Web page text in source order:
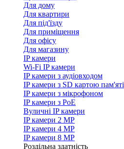
Для дому
Для квартири
Для під'їзду
Для приміщення
Для офісу
Для магазину
IP камери
Wi-Fi IP камери
IP камери з аудіовходом
IP камери з SD картою пам'яті
IP камери з мікрофоном
IP камери з PoE
Вуличні IP камери
IP камери 2 MP
IP камери 4 MP
IP камери 8 MP
Роздільна здатність